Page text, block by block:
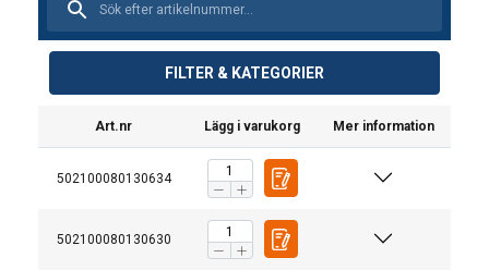
FILTER & KATEGORIER
Art.nr Lägg i varukorg Mer information
502100080130634
502100080130630